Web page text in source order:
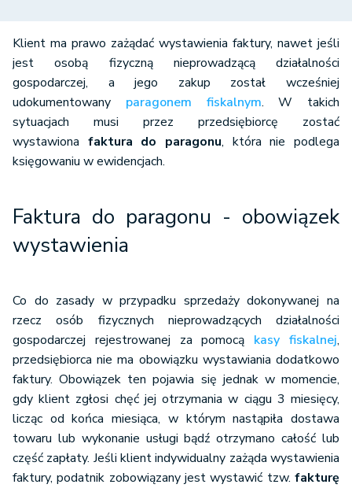
Klient ma prawo zażądać wystawienia faktury, nawet jeśli
jest osobą fizyczną nieprowadzącą działalności
gospodarczej, a jego zakup został wcześniej
udokumentowany paragonem fiskalnym. W takich
sytuacjach musi przez przedsiębiorcę zostać
wystawiona faktura do paragonu, która nie podlega
księgowaniu w ewidencjach.
Faktura do paragonu - obowiązek
wystawienia
Co do zasady w przypadku sprzedaży dokonywanej na
rzecz osób fizycznych nieprowadzących działalności
gospodarczej rejestrowanej za pomocą kasy fiskalnej,
przedsiębiorca nie ma obowiązku wystawiania dodatkowo
faktury. Obowiązek ten pojawia się jednak w momencie,
gdy klient zgłosi chęć jej otrzymania w ciągu 3 miesięcy,
licząc od końca miesiąca, w którym nastąpiła dostawa
towaru lub wykonanie usługi bądź otrzymano całość lub
część zapłaty. Jeśli klient indywidualny zażąda wystawienia
faktury, podatnik zobowiązany jest wystawić tzw. fakturę